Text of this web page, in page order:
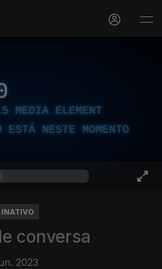
MEDIA ELEMENT
ESTÁ NESTE MOMENTO
INATIVO
conversa
2023